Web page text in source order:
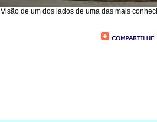
Visão de um dos lados de uma das mais